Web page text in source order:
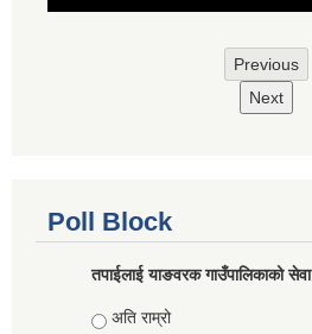
Previous
Next
Poll Block
तपाईलाई याङवरक गाउँपालिकाको
Choices
अति राम्रो